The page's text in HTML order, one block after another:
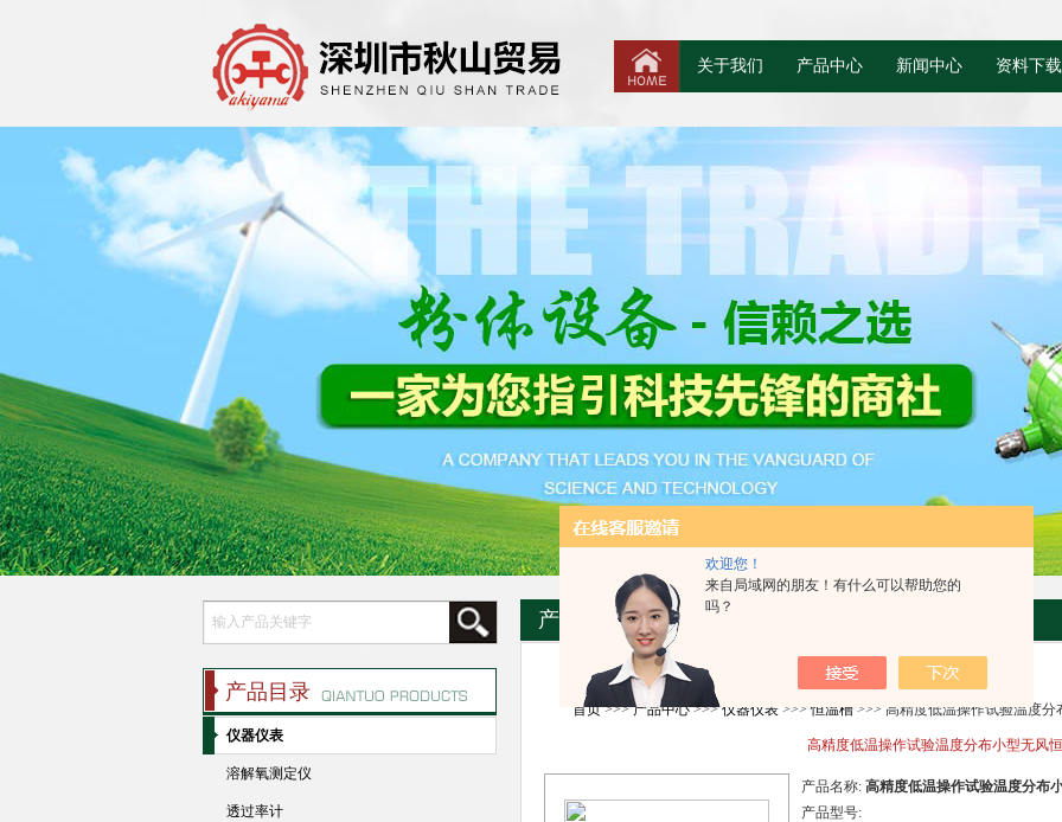
欢迎您！
来自局域网的朋友！有什么可以帮助您的
吗？
关于我们 产品中心 新闻中心 资料下载
产品资料
首页>>>产品中心>>>仪器仪表>>>恒温槽>>> 高精度低温操作试验温度分
高精度低温操作试验温度分布小型无风
产品名称: 高精度低温操作试验温度分布
产品型号:
产品目录
仪器仪表
溶解氧测定仪
透过率计